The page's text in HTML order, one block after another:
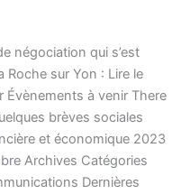
négociation qui s’est
Roche sur Yon : Lire le
Évènements à venir There
brèves sociales
et économique 2023
Archives Catégories
Dernières